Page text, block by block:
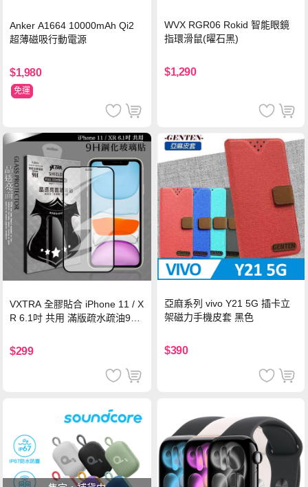
Anker A1664 10000mAh Qi2
超薄磁吸行動電源
$1,980
免運
WVX RGR06 Rokid 智能眼鏡
指環滑鼠(曜石黑)
$1,290
VXTRA 全膠貼合 iPhone 11 / X
R 6.1吋 共用 滿版疏水疏油9H
$299
亞麻系列 vivo Y21 5G 插卡立
架磁力手機皮套 黑色
$390